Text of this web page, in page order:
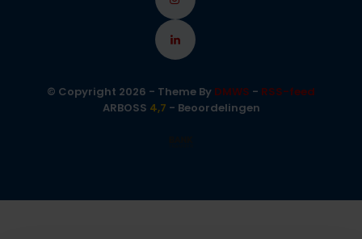
© Copyright 2026 - Theme By DMWS - RSS-feed
ARBOSS 4,7 - Beoordelingen